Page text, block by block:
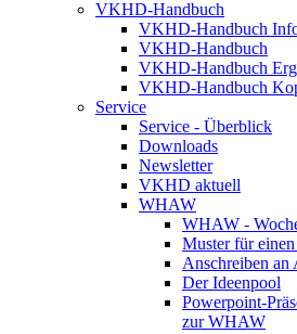
VKHD-Handbuch
VKHD-Handbuch
VKHD-Handbuch
VKHD-Handbuch
VKHD-Handbuch
Service
Service - Überblick
Downloads
Newsletter
VKHD aktuell
WHAW
WHAW -
Muster für einen
Anschreiben an
Der Ideenpool
Powerpoint-
zur WHAW